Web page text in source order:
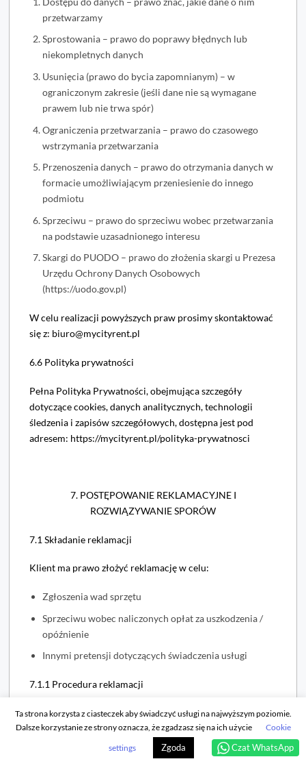
Czat WhatsApp
przetwarzamy
Sprostowania – prawo do poprawy błędnych lub
niekompletnych danych
Usunięcia (prawo do bycia zapomnianym) – w
ograniczonym zakresie (jeśli dane nie są wymagane
prawem lub nie trwa spór)
Ograniczenia przetwarzania – prawo do czasowego
wstrzymania przetwarzania
Przenoszenia danych – prawo do otrzymania danych w
formacie umożliwiającym przeniesienie do innego
podmiotu
Sprzeciwu – prawo do sprzeciwu wobec przetwarzania
na podstawie uzasadnionego interesu
Skargi do PUODO – prawo do złożenia skargi u Prezesa
Urzędu Ochrony Danych Osobowych
(https://uodo.gov.pl)
W celu realizacji powyższych praw prosimy skontaktować
się z: biuro@mycityrent.pl
6.6 Polityka prywatności
Pełna Polityka Prywatności, obejmująca szczegóły
dotyczące cookies, danych analitycznych, technologii
śledzenia i zapisów szczegółowych, dostępna jest pod
adresem: https://mycityrent.pl/polityka-prywatnosci
7. POSTĘPOWANIE REKLAMACYJNE I
ROZWIĄZYWANIE SPORÓW
7.1 Składanie reklamacji
Klient ma prawo złożyć reklamację w celu:
Zgłoszenia wad sprzętu
Sprzeciwu wobec naliczonych opłat za uszkodzenia /
opóźnienie
Innymi pretensji dotyczących świadczenia usługi
7.1.1 Procedura reklamacji
Reklamacja powinna być złożona w ciągu 14 dni od
zwrotu sprzętu i powinna zawierać:
Ta strona korzysta z ciasteczek aby świadczyć usługi na najwyższym poziomie.
Dalsze korzystanie ze strony oznacza, że zgadzasz się na ich użycie
Cookie
settings
Zgoda